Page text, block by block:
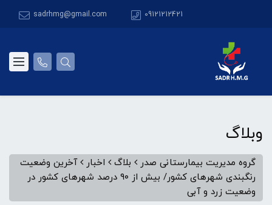
09121212421
sadrhmg@gmail.com
وبلاگ
گروه مدیریت بیمارستانی صدر بلاگ اخبار
آخرین وضعیت
رنگبندی شهرهای کشور/ بیش از ۹۰ درصد شهرهای کشور در
وضعیت زرد و آبی